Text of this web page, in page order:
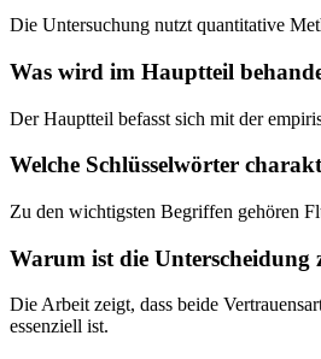
Die Untersuchung nutzt quantitative
Was wird im Hauptteil
Der Hauptteil befasst sich mit der
Welche Schlüsselwörter
Zu den wichtigsten Begriffen gehören
Warum ist die
Die Arbeit zeigt, dass beide
essenziell ist.